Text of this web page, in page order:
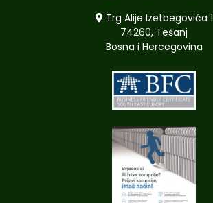
Trg Alije Izetbegovića 1
74260, Tešanj
Bosna i Hercegovina